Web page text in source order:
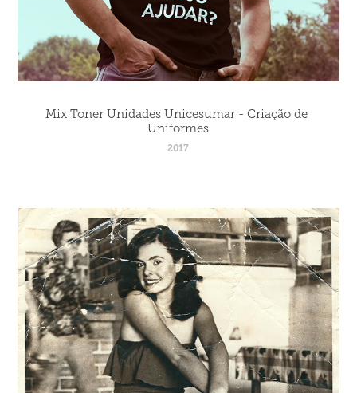
Mix Toner Unidades Unicesumar - Criação de
Uniformes
2017